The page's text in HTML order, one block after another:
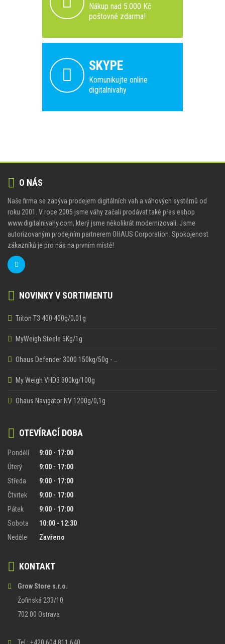
Nákup nad 5.000 Kč
poštovné zdarma!
SKYPE
Komunikujte online
digitalnivahy
O NÁS
Naše firma se zabýva prodejem digitálních vah a váhových systémů od
roku 2001. V roce 2005 jsme váhy začali prodávat také přes eshop
www.digitalnivahy.com, který jsme několikrát modernizovali. Jsme
autorizovaným prodejním partnerem OHAUS Corporation. Spokojenost
zákazníků je pro nás na prvním místě!
NOVINKY V SORTIMENTU
Triton T3 400 400g/0,01g
MyWeigh Steele 5Kg/1g
Ohaus Defender 3000 150kg/50g - …
My Weigh VHD3 300kg/100g
Ohaus Navigator NV 1200g/0,1g
OTEVÍRACÍ DOBA
Pondělí
9:00 - 17:00
Úterý
9:00 - 17:00
Středa
9:00 - 17:00
Čtvrtek
9:00 - 17:00
Pátek
9:00 - 17:00
Sobota
10:00 - 12:30
Neděle
Zavřeno
KONTAKT
Grow Store s.r.o.
Žofinská 233/10
702 00 Ostrava